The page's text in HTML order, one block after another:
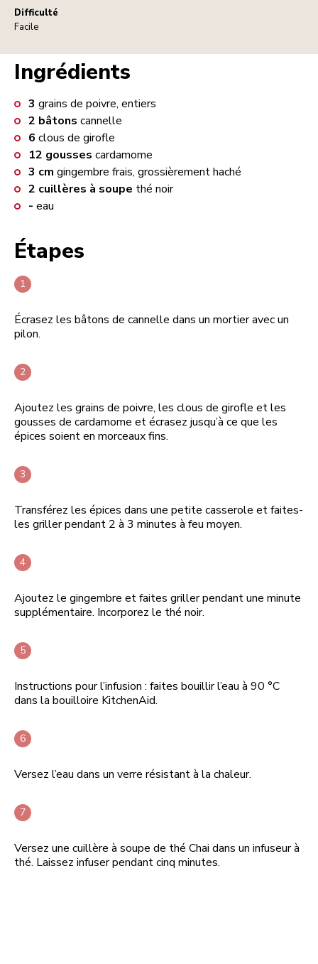
Difficulté
Facile
Ingrédients
3 grains de poivre, entiers
2 bâtons cannelle
6 clous de girofle
12 gousses cardamome
3 cm gingembre frais, grossièrement haché
2 cuillères à soupe thé noir
- eau
Étapes
Écrasez les bâtons de cannelle dans un mortier avec un
pilon.
Ajoutez les grains de poivre, les clous de girofle et les
gousses de cardamome et écrasez jusqu’à ce que les
épices soient en morceaux fins.
Transférez les épices dans une petite casserole et faites-
les griller pendant 2 à 3 minutes à feu moyen.
Ajoutez le gingembre et faites griller pendant une minute
supplémentaire. Incorporez le thé noir.
Instructions pour l’infusion : faites bouillir l’eau à 90 °C
dans la bouilloire KitchenAid.
Versez l’eau dans un verre résistant à la chaleur.
Versez une cuillère à soupe de thé Chai dans un infuseur à
thé. Laissez infuser pendant cinq minutes.